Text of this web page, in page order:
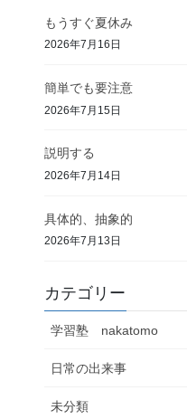
もうすぐ夏休み
2026年7月16日
簡単でも要注意
2026年7月15日
説明する
2026年7月14日
具体的、抽象的
2026年7月13日
カテゴリー
学習塾 nakatomo
日常の出来事
未分類